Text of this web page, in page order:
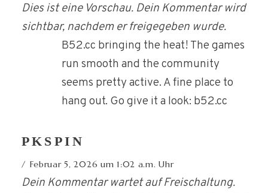
Dies ist eine Vorschau. Dein Kommentar wird
sichtbar, nachdem er freigegeben wurde.
B52.cc bringing the heat! The games
run smooth and the community
seems pretty active. A fine place to
hang out. Go give it a look: b52.cc
PKSPIN
Februar 5, 2026 um 1:02 a.m. Uhr
Dein Kommentar wartet auf Freischaltung.